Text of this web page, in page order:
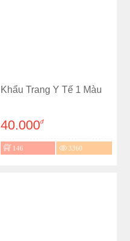
Khẩu Trang Y Tế 1 Màu
40.000đ
146 3360